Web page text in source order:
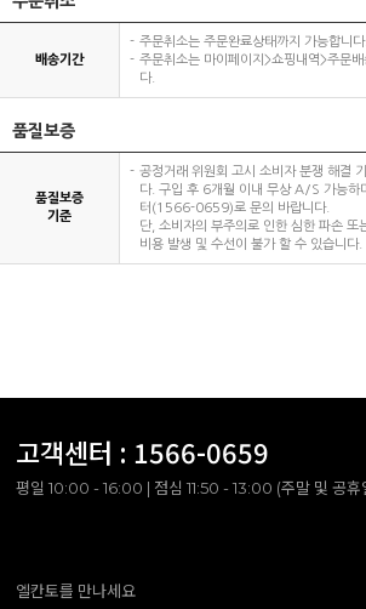
배송기간
주문취소는 주문완료상태까지 가능합니다.
주문취소는 마이페이지>쇼핑내역>주문
다.
품질보증
품질보증
기준
공정거래 위원회 고시 소비자 분쟁 해결
다. 구입 후 6개월 이내 무상 A/S 가능하
터(1566-0659)로 문의 바랍니다.
단, 소비자의 부주의로 인한 심한 파손 또
비용 발생 및 수선이 불가 할 수 있습니다.
고객센터 : 1566-0659
평일 10:00 - 16:00 | 점심 11:50 - 13:00 (주말 및 공휴
엘칸토를 만나세요